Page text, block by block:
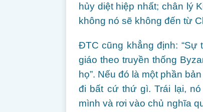
hủy diệt hiệp nhất; chân lý
không nó sẽ không đến từ
ĐTC cũng khẳng định: “Sự
giáo theo truyền thống
họ”. Nếu đó là một phần
đi bất cứ thứ gì. Trái lại,
mình và rơi vào chủ nghĩa